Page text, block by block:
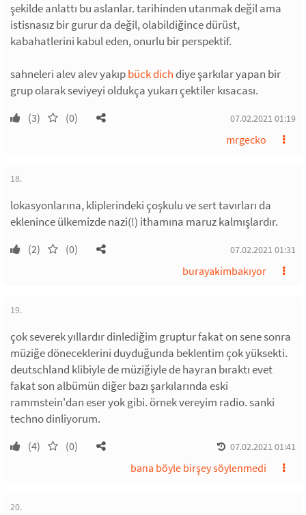
şekilde anlattı bu aslanlar. tarihinden utanmak değil ama
istisnasız bir gurur da değil, olabildiğince dürüst,
kabahatlerini kabul eden, onurlu bir perspektif.
sahneleri alev alev yakıpbück dichdiye şarkılar yapan bir
grup olarak seviyeyi oldukça yukarı çektiler kısacası.
(3) (0) 07.02.2021 01:19
mrgecko
18.
lokasyonlarına, kliplerindeki çoşkulu ve sert tavırları da
eklenince ülkemizde nazi(!) ithamına maruz kalmışlardır.
(2) (0) 07.02.2021 01:31
burayakimbakıyor
19.
çok severek yıllardır dinlediğim gruptur fakat on sene sonra
müziğe döneceklerini duyduğunda beklentim çok yüksekti.
deutschland klibiyle de müziğiyle de hayran bıraktı evet
fakat son albümün diğer bazı şarkılarında eski
rammstein'dan eser yok gibi. örnek vereyim radio. sanki
techno dinliyorum.
(4) (0) 07.02.2021 01:41
bana böyle birşey söylenmedi
20.